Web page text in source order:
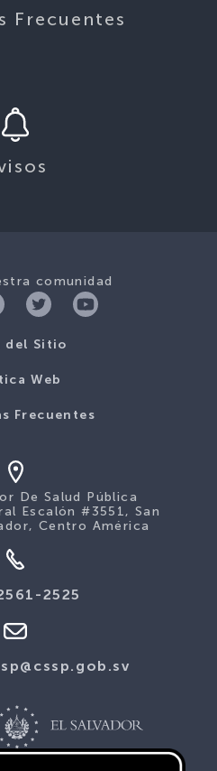
Frecuentes
comunidad
del Sitio
Web
Frecuentes
De Salud Pública
Escalón #3551, San
Centro América
2525